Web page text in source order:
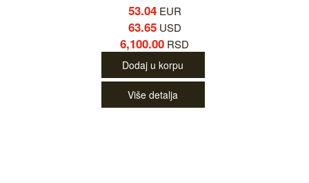
53.04EUR
63.65USD
6,100.00 RSD
Dodaj u korpu
Više detalja